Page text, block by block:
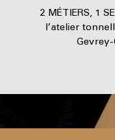
2 MÉTIERS, 1
l’atelier